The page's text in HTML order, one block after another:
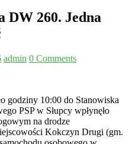
DW 260. Jedna
admin 0 Comments
godziny 10:00 do Stanowiska
PSP w Słupcy wpłynęło
na drodze
Kokczyn Drugi (gm.